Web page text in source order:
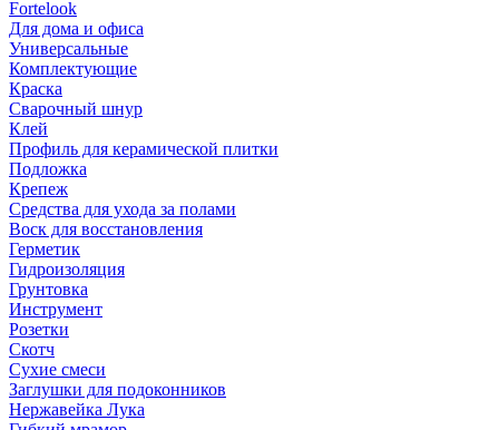
Fortelook
Для дома и офиса
Универсальные
Комплектующие
Краска
Сварочный шнур
Клей
Профиль для керамической плитки
Подложка
Крепеж
Средства для ухода за полами
Воск для восстановления
Герметик
Гидроизоляция
Грунтовка
Инструмент
Розетки
Скотч
Сухие смеси
Заглушки для подоконников
Нержавейка Лука